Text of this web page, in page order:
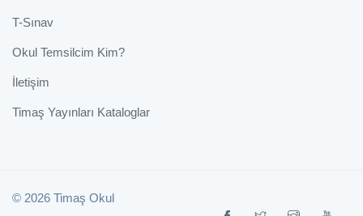
T-Sınav
Okul Temsilcim Kim?
İletişim
Timaş Yayınları Kataloglar
© 2026 Timaş Okul